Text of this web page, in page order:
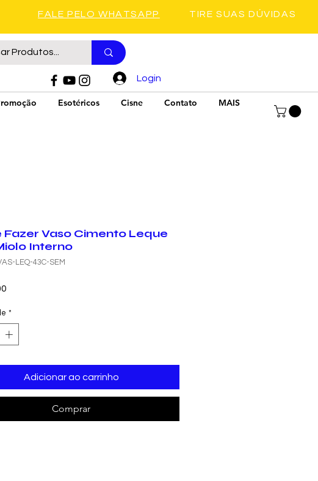
FALE PELO WHATSAPP TIRE SUAS DÚVIDAS
Esotéricos Cisne Contato MAIS
Login
Fazer Vaso Cimento Leque
Interno
LEQ-43C-SEM
*
Adicionar ao carrinho
Comprar